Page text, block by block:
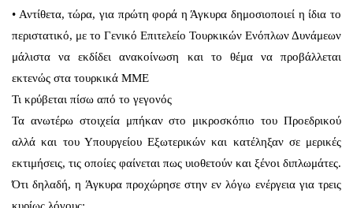
• Αντίθετα, τώρα, για πρώτη φορά η Άγκυρα δημοσιοποιεί η ίδια το
περιστατικό, με το Γενικό Επιτελείο Τουρκικών Ενόπλων Δυνάμεων
μάλιστα να εκδίδει ανακοίνωση και το θέμα να προβάλλεται
εκτενώς στα τουρκικά ΜΜΕ
Τι κρύβεται πίσω από το γεγονός
Τα ανωτέρω στοιχεία μπήκαν στο μικροσκόπιο του Προεδρικού
αλλά και του Υπουργείου Εξωτερικών και κατέληξαν σε μερικές
εκτιμήσεις, τις οποίες φαίνεται πως υιοθετούν και ξένοι διπλωμάτες.
Ότι δηλαδή, η Άγκυρα προχώρησε στην εν λόγω ενέργεια για τρεις